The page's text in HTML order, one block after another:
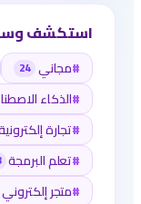
استكشف
#مجاني 24
#الذكاء
#تجارة
#تعلم البرمجة
#متجر إلكتروني